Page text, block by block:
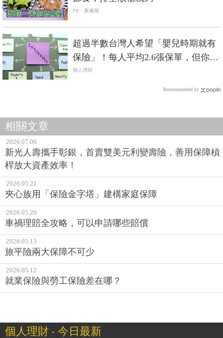
PR・新素簡
超過半數台灣人希望「嬰兒時期就有
保險」！每人平均2.6張保單，但你有
買在刀口上嗎？
個人理財
Recommended by
相關文章
2026.07.06
新光人壽攜手彰銀，首賣雙美元利變壽險，善用保障槓
桿放大資產效率！
2026.05.21
夾心族用「保險金字塔」建構家庭保障
2026.05.20
車禍理賠全攻略，可以申請哪些賠償
2026.05.13
旅平險兩大保障不可少
2026.05.12
就業保險與勞工保險差在哪？
個人理財 ‧ 今日最新